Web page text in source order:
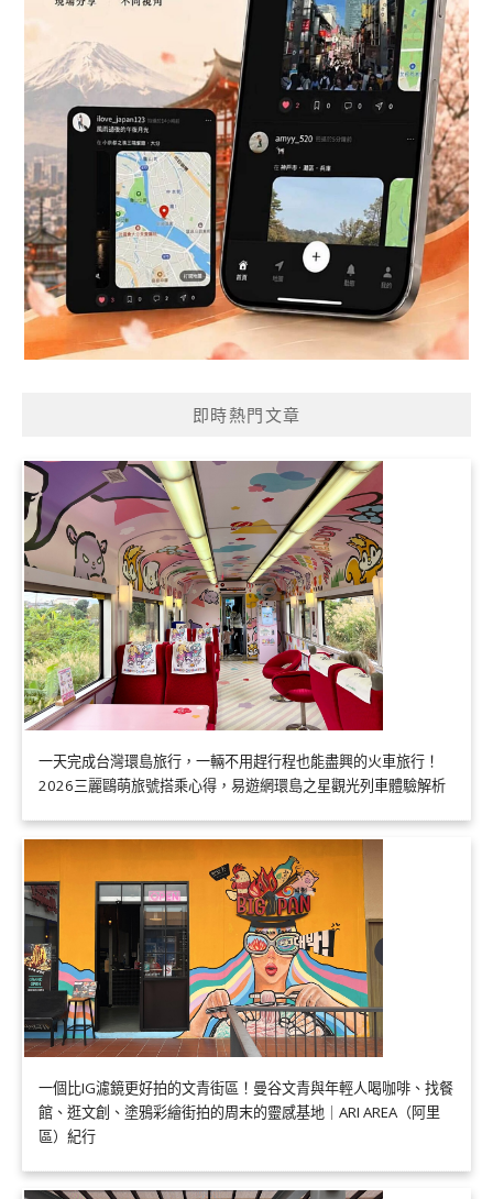
即時熱門文章
一天完成台灣環島旅行，一輛不用趕行程也能盡興的火車旅行！
2026三麗鷗萌旅號搭乘心得，易遊網環島之星觀光列車體驗解析
一個比IG濾鏡更好拍的文青街區！曼谷文青與年輕人喝咖啡、找餐
館、逛文創、塗鴉彩繪街拍的周末的靈感基地｜ARI AREA（阿里
區）紀行